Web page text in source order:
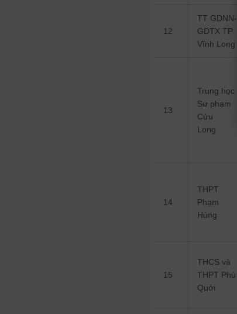
12
TT GDNN-
GDTX TP
Vĩnh Long
13
Trung học
Sư phạm
Cửu
Long
14
THPT
Phạm
Hùng
15
THCS và
THPT Phú
Quới